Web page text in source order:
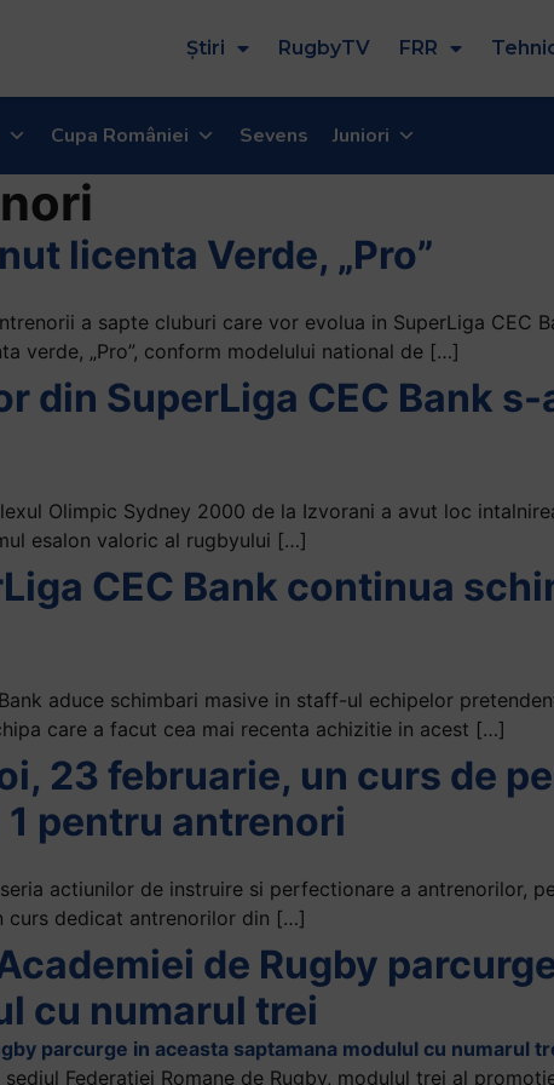
Știri RugbyTV FRR
Cupa României Sevens Juniori
licenta Verde, „Pro”
a sapte cluburi care vor evolua in SuperLiga CEC
verde, „Pro”, conform modelului national de […]
din SuperLiga CEC Bank
Olimpic Sydney 2000 de la Izvorani a avut loc
esalon valoric al rugbyului […]
CEC Bank continua
aduce schimbari masive in staff-ul echipelor
care a facut cea mai recenta achizitie in acest […]
23 februarie, un curs de
pentru antrenori
actiunilor de instruire si perfectionare a antrenorilor,
curs dedicat antrenorilor din […]
de Rugby
cu numarul trei
Federatiei Romane de Rugby, modulul trei al